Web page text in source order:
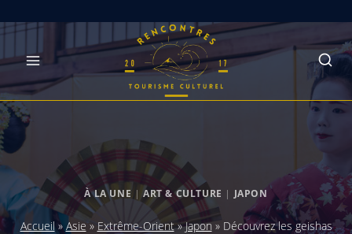
to
À LA UNE |ART & CULTURE | JAPON
Accueil»Asie» Extrême-Orient»Japon» Découvrez les geishas